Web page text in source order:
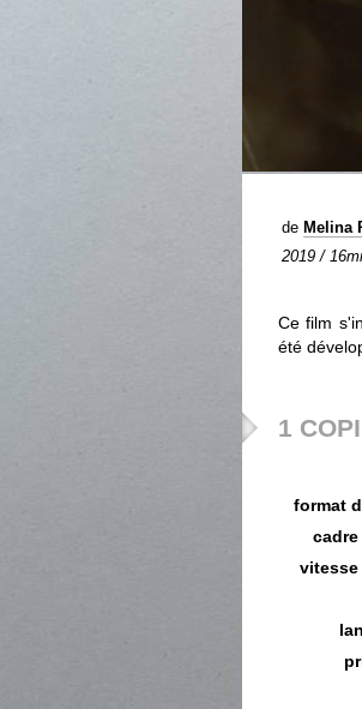
de Melina
2019 /
Ce film
été
1
format